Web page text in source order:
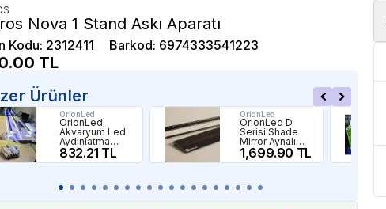
Nova 1 Stand Askı Aparatı
Kodu: 2312411 Barkod: 6974333541223
TL
Ürünler
OrionLed
OrionLed
Akvaryum Led
Aydınlatma
Karışık Renkli
Beyaz Mavi
832.21 TL
OrionLed
OrionLed D
Serisi Shade
Mirror Aynalı
Gölgelik Aparatı
60cm
1,699.90 TL